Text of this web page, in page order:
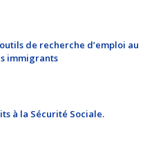
de recherche d’emploi au
immigrants
à la Sécurité Sociale.